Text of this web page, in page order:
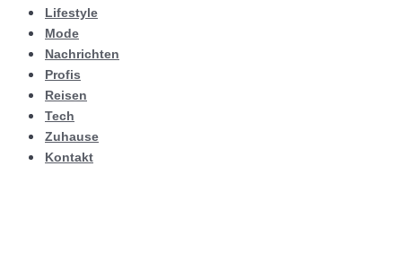
Lifestyle
Mode
Nachrichten
Profis
Reisen
Tech
Zuhause
Kontakt